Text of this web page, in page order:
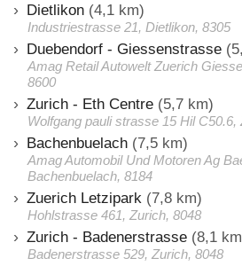
Dietlikon (4,1 km)
Industriestrasse 21, Dietlikon, 8305
Duebendorf - Giessenstrasse
Amag Retail Autowelt Zuerich
8600
Zurich - Eth Centre (5,7 km)
Wolfgang pauli strasse 15 Hil C50.6,
Bachenbuelach (7,5 km)
Amag Automobil Und Motoren Ag
Bachenbuelach, 8184
Zuerich Letzipark (7,8 km)
Hohlstrasse 461, Zurich, 8048
Zurich - Badenerstrasse (8,1
Badenerstrasse 529, Zurich, 8048